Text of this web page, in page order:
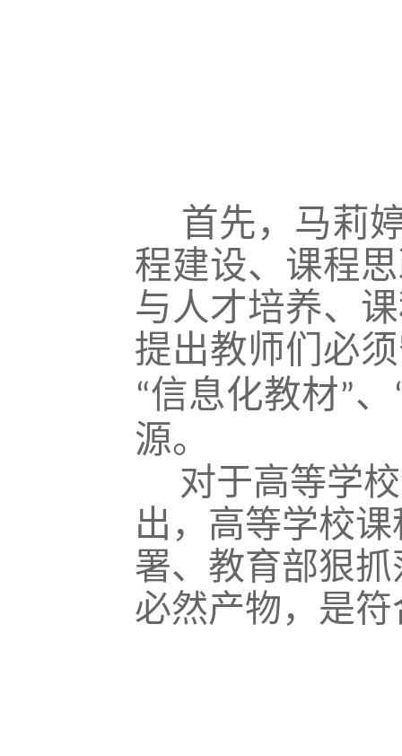
首先，马莉
程建设、课程
与人才培养、
提出教师们必
“信息化教材”、
源。
对于高等学
出，高等学校
署、教育部狠
必然产物，是